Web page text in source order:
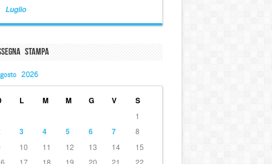
Luglio
Stampa
2026
L M M G V S
1
3 4 5 6 7
8
10 11 12 13 14
15
17 18 19 20 21 22